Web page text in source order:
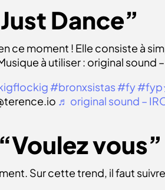
Dance”
ce moment ! Elle consiste à
à utiliser : original sound
#bronxsistas#fy#fyp
♬ original sound –
vous”
Sur cette trend, il faut